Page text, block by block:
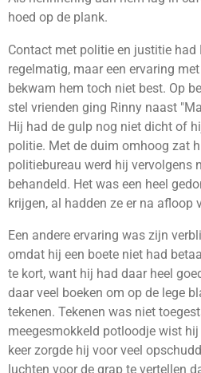
hoed op de plank.
Contact met politie en justitie
regelmatig, maar een ervaring
bekwam hem toch niet best. Op
stel vrienden ging Rinny naast
Hij had de gulp nog niet dicht of
politie. Met de duim omhoog zat
politiebureau werd hij vervolgens
behandeld. Het was een heel
krijgen, al hadden ze er na afloop
Een andere ervaring was zijn
omdat hij een boete niet had
te kort, want hij had daar heel
daar veel boeken om op de lege
tekenen. Tekenen was niet
meegesmokkeld potloodje wist hij
keer zorgde hij voor veel
luchten voor de grap te vertellen